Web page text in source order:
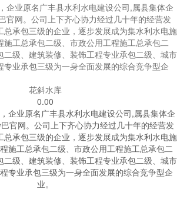
企业原名广丰县水利水电建设公司,属县集体企
官网。公司上下齐心协力经过几十年的经营发
总承包三级的企业，逐步发展成为集水利水电施
施工总承包二级、市政公用工程施工总承包二
二级、建筑装修、装饰工程专业承包二级、城市
专业承包三级为一身全面发展的综合竞争型企
花斜水库
0.00
企业原名广丰县水利水电建设公司,属县集体企
官网。公司上下齐心协力经过几十年的经营发
总承包三级的企业，逐步发展成为集水利水电施
施工总承包二级、市政公用工程施工总承包二
二级、建筑装修、装饰工程专业承包二级、城市
专业承包三级为一身全面发展的综合竞争型企
业。